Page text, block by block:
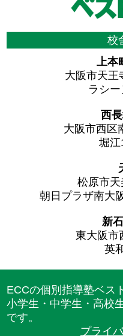
校
上
大阪市天王
ラシ
西
大阪市西区
堀江
松原市
朝日プラザ南大
新
東大阪市
英
ECCの個別指導塾ベス
小学生・中学生・高校
です。
プライ